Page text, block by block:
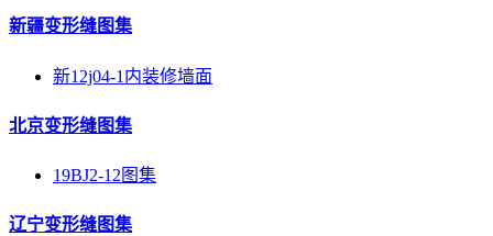
新疆变形缝图集
新12j04-1内装修墙面
北京变形缝图集
19BJ2-12图集
辽宁变形缝图集